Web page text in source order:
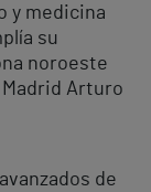
y medicina
su
noroeste
Arturo
de